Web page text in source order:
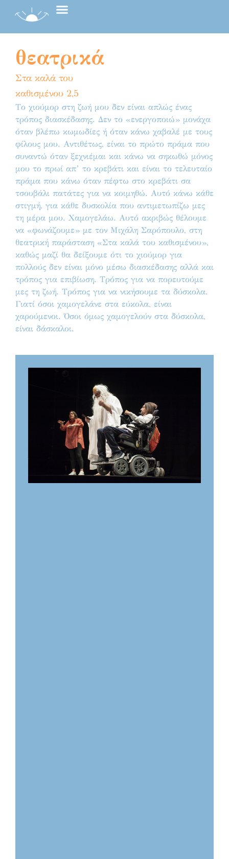
θεατρικά
Στα καλά του
καθισμένου 2,5
Το χιούμορ στη ζωή μου δεν είναι απλώς ένας
τρόπος διασκέδασης. Δεν το «ενεργοποιώ» μονάχα
όταν βλέπω κωμωδίες ή όταν κάνω χαβαλέ με τους
φίλους μου. Αντιθέτως, είναι το πρώτο πράμα που
συναντώ όταν ξεχνιέμαι και κάνω να σηκωθώ μόνος
μου το πρωί απ’ το κρεβάτι και είναι το τελευταίο
πράμα που κάνω όταν πέφτω στο κρεβάτι σα
τσουβάλι πατάτες για να κοιμηθώ. Αυτό κάνω κάθε
στιγμή, για κάθε δυσκολία που αντιμετωπίζω μες
τη μέρα μου. Χαμογελάω. Αυτό ακριβώς θέλουμε
να «φωνάζουμε» με τον Μιχάλη Σαρόπουλο, στη
θεατρική παράσταση «Στα καλά του καθισμένου»,
καθώς μαζί θα δείξουμε ότι το χιούμορ για
πολλούς δεν είναι μόνο μέσω διασκέδασης αλλά και
τρόπος για επιβίωση. Τρόπος για να πορευτούμε
μες τη ζωή. Τρόπος για να νικήσουμε τα δύσκολα.
Γιατί όσοι χαμογελάνε στα εύκολα, είναι
χαρούμενοι. Όσοι όμως χαμογελούν στα δύσκολα,
είναι δάσκαλοι.